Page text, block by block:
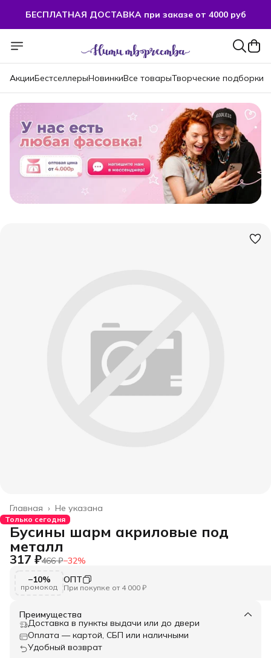
БЕСПЛАТНАЯ ДОСТАВКА при заказе от 4000 руб
АкцииБестселлерыНовинкиВсе товарыТворческие подборки
Не указана
Главная ›
Только сегодня
Бусины шарм акриловые под
металл
317 ₽466 ₽−32%
−10%
промокод
ОПТ
При покупке от 4 000 ₽
Преимущества
Доставка в пункты выдачи или до двери
Оплата — картой, СБП или наличными
Удобный возврат